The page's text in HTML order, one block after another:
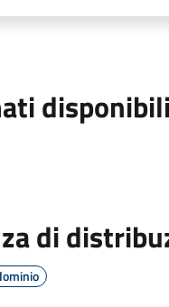
disponibili
di